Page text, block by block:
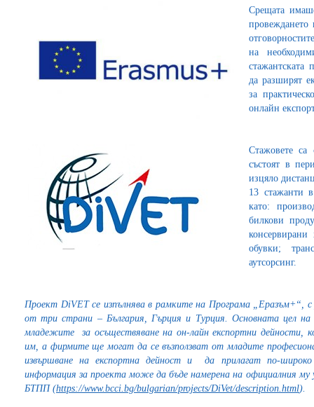
Срещата
провеждането
на
стажантската
да разширят
за
онлайн
Стажовете
състоят в
изцяло
13 стажанти
като:
билкови
обувки;
аутсорсинг.
Проект DiVET се изпълнява в рамките на Програма „Еразъм+“,
от три страни – България, Гърция и Турция. Основната цел на
младежите
за осъществяване на он-лайн експортни
им, а фирмите ще могат да се възползват от младите
извършване на експортна дейност и
да прилагат по-
информация за проекта може да бъде намерена на официалния му
БТПП(https://www.bcci.bg/bulgarian/projects/DiVet/description.html).